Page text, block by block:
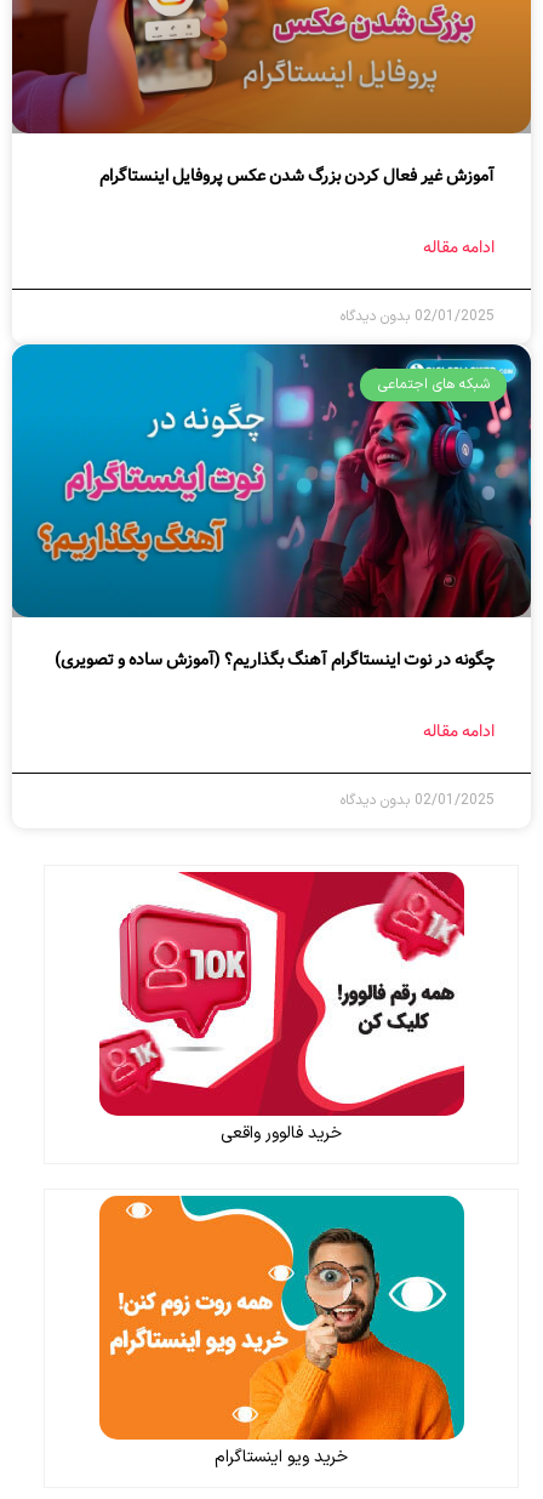
آموزش غیر فعال کردن بزرگ شدن عکس پروفایل اینستاگرام
ادامه مقاله
02/01/2025 بدون دیدگاه
شبکه های اجتماعی
چگونه در نوت اینستاگرام آهنگ بگذاریم؟ (آموزش ساده و تصویری)
ادامه مقاله
02/01/2025 بدون دیدگاه
خرید فالوور واقعی
خرید ویو اینستاگرام